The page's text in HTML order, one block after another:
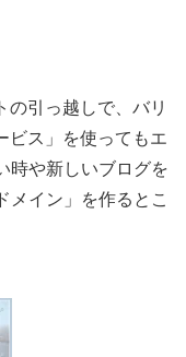
引っ越しで、バリ
ビス」を使ってもエ
時や新しいブログを
メイン」を作るとこ